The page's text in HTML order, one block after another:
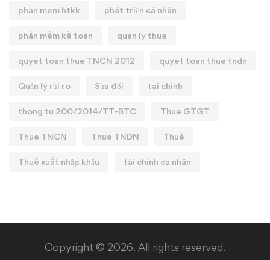
phan mem htkk phát triển cá nhân
phần mềm kế toán quan ly thue
quyet toan thue TNCN 2012 quyet toan thue tndn
Quản lý rủi ro Sửa đổi tai chinh
thong tu 200/2014/TT-BTC Thue GTGT
Thue TNCN Thue TNDN Thuế
Thuế xuất nhập khẩu tài chính cá nhân
Copyright © 2026. All rights reserved.